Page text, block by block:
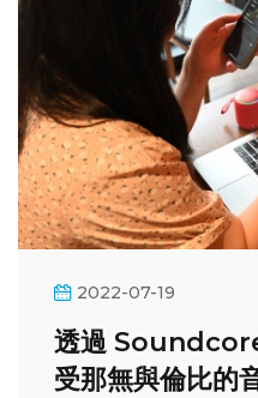
2022-07-19
透過
受那無與倫比的